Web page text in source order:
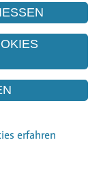
KGR
erfahren